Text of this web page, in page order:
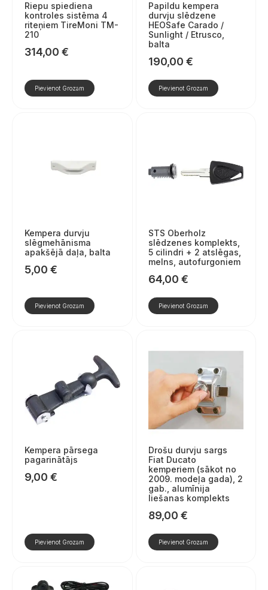
Riepu spiediena
kontroles sistēma 4
riteņiem TireMoni TM-
210
314,00 €
Pievienot Grozam
Papildu kempera
durvju slēdzene
HEOSafe Carado /
Sunlight / Etrusco,
balta
190,00 €
Pievienot Grozam
Kempera durvju
slēgmehānisma
apakšējā daļa, balta
5,00 €
Pievienot Grozam
STS Oberholz
slēdzenes komplekts,
5 cilindri + 2 atslēgas,
melns, autofurgoniem
64,00 €
Pievienot Grozam
Kempera pārsega
pagarinātājs
9,00 €
Pievienot Grozam
Drošu durvju sargs
Fiat Ducato
kemperiem (sākot no
2009. modeļa gada), 2
gab., alumīnija
liešanas komplekts
89,00 €
Pievienot Grozam